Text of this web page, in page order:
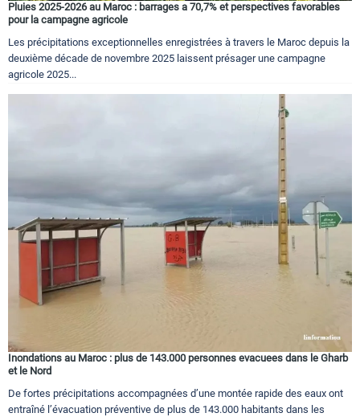
Pluies 2025-2026 au Maroc : barrages a 70,7% et perspectives favorables
pour la campagne agricole
Les précipitations exceptionnelles enregistrées à travers le Maroc depuis la
deuxième décade de novembre 2025 laissent présager une campagne
agricole 2025...
Inondations au Maroc : plus de 143.000 personnes evacuees dans le Gharb
et le Nord
De fortes précipitations accompagnées d’une montée rapide des eaux ont
entraîné l’évacuation préventive de plus de 143.000 habitants dans les